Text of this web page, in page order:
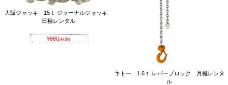
大阪ジャッキ 15ｔ ジャーナルジャッキ
日極レンタル
¥660(税別)
キトー 1.6ｔ レバーブロック 月極レンタ
ル